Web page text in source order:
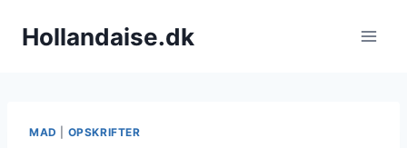
Hollandaise.dk
MAD OPSKRIFTER